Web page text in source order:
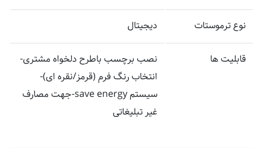
نوع ترموستات دیجیتال
قابلیت ها
نصب برچسب باطرح دلخواه مشتری-
انتخاب رنگ فرم (قرمز/نقره ای)-
سیستم save energy-جهت مصارف
غیر تبلیغاتی